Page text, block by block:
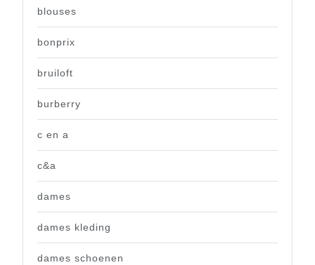
blouses
bonprix
bruiloft
burberry
c en a
c&a
dames
dames kleding
dames schoenen